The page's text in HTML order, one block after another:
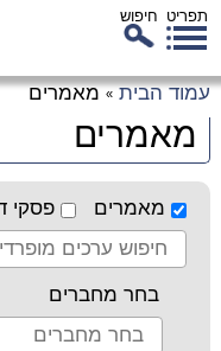
תפריט חיפוש
עמוד הבית » מאמרים
מאמרים
מאמרים פסקי
בחר מחברים